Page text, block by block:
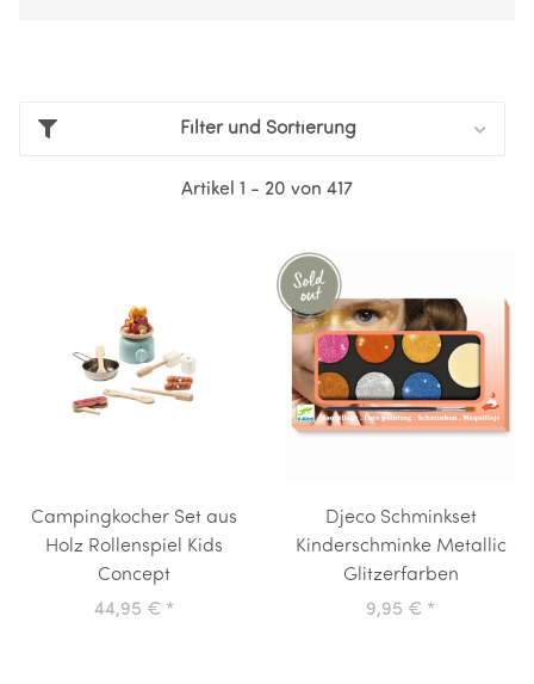
Filter und Sortierung
Artikel 1 - 20 von 417
Campingkocher Set aus
Holz Rollenspiel Kids
Concept
44,95 € *
Djeco Schminkset
Kinderschminke Metallic
Glitzerfarben
9,95 € *